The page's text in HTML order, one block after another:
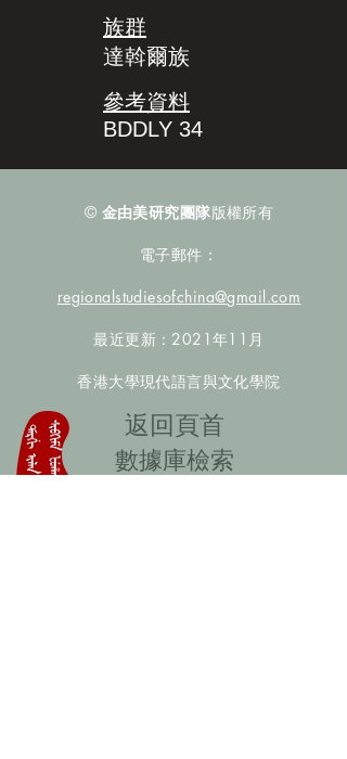
族群
達斡爾族
參考資料
BDDLY 34
© 金由美研究團隊版權所有
電子郵件：
regionalstudiesofchina@gmail.com
最近更新：2021年11月
香港大學現代語言與文化學院
​返回頁首
數據庫檢索